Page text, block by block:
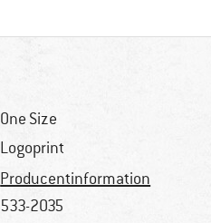
One Size
Logoprint
Producentinformation
533-2035